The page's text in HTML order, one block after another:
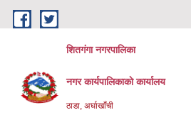
Skip to main content
शितगंगा नगरपालिका
नगर कार्यपालिकाकाे कार्यालय
ठाडा, अर्घाखाँची